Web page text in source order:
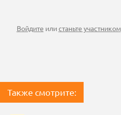
Войдите илистаньте участником
Также смотрите: